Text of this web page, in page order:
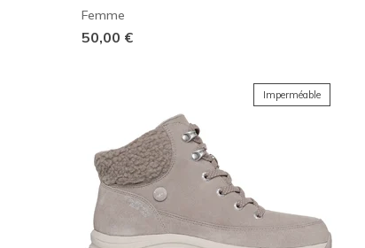
Femme
50,00 €
Imperméable